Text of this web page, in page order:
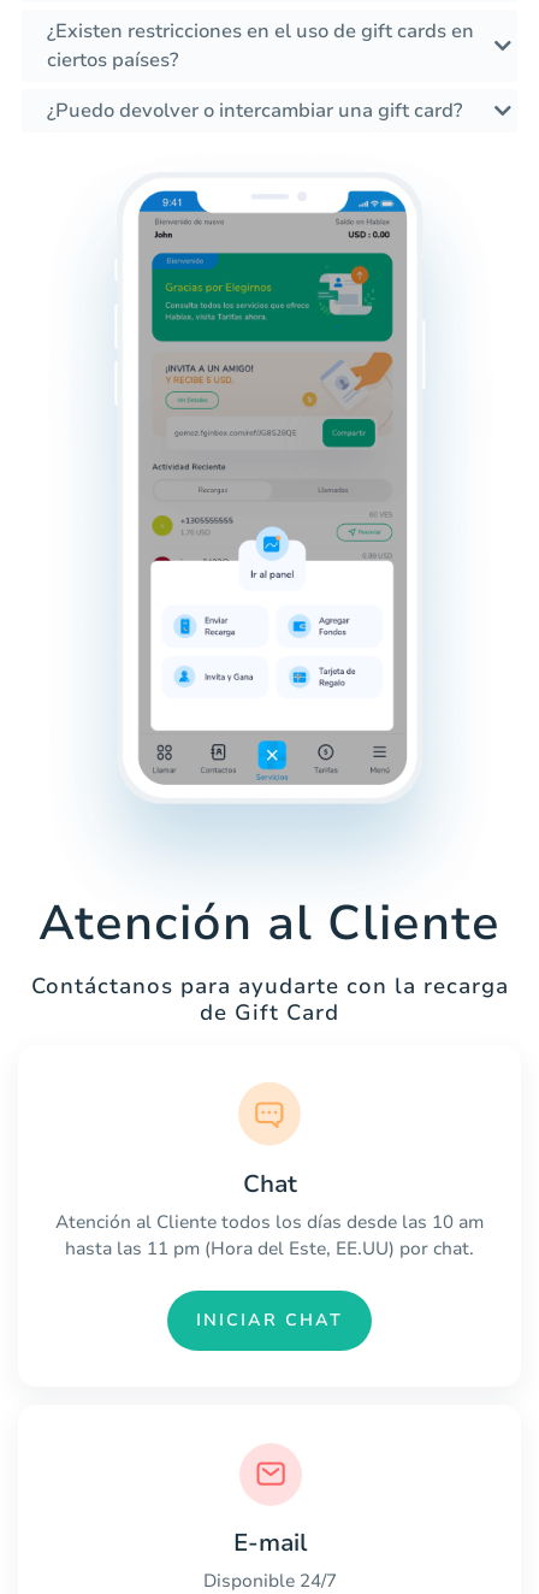
¿Existen restricciones en el uso de gift cards en
ciertos países?
¿Puedo devolver o intercambiar una gift card?
Atención al Cliente
Contáctanos para ayudarte con la recarga
de Gift Card
Chat
Atención al Cliente todos los días desde las 10 am
hasta las 11 pm (Hora del Este, EE.UU) por chat.
INICIAR CHAT
E-mail
Disponible 24/7